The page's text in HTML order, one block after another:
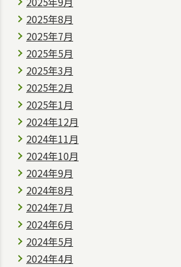
2025年8月
2025年7月
2025年5月
2025年3月
2025年2月
2025年1月
2024年12月
2024年11月
2024年10月
2024年9月
2024年8月
2024年7月
2024年6月
2024年5月
2024年4月